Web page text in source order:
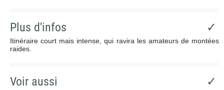
Plus d'infos ✓
Itinéraire court mais intense, qui ravira les amateurs de montées
raides.
Voir aussi ✓